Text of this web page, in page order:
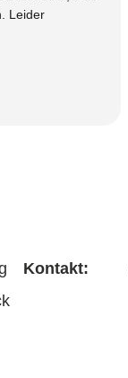
Leider
Kontakt: